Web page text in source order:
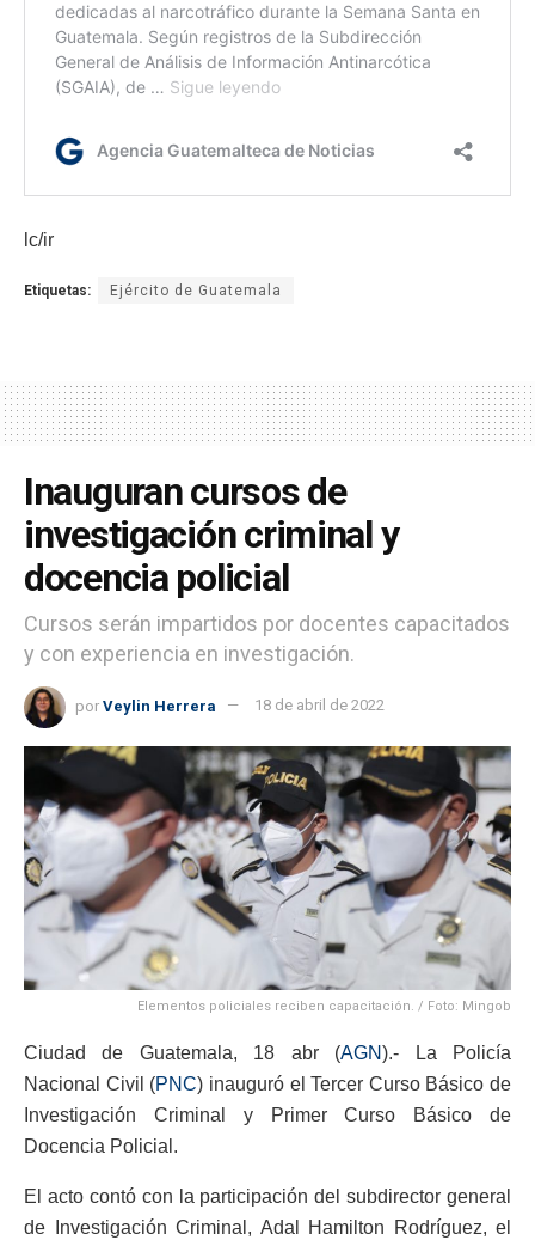
lc/ir
Etiquetas: Ejército de Guatemala
Inauguran cursos de
investigación criminal y
docencia policial
Cursos serán impartidos por docentes capacitados
y con experiencia en investigación.
por Veylin Herrera 18 de abril de 2022
Elementos policiales reciben capacitación. / Foto: Mingob
Ciudad de Guatemala, 18 abr (AGN).- La Policía
Nacional Civil (PNC) inauguró el Tercer Curso Básico de
Investigación Criminal y Primer Curso Básico de
Docencia Policial.
El acto contó con la participación del subdirector general
de Investigación Criminal, Adal Hamilton Rodríguez, el